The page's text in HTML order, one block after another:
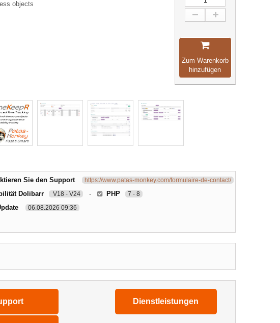
objects
Zum Warenkorb
hinzufügen
Sie den Support https://www.patas-monkey.com/formulaire-de-contact/
Dolibarr V18 - V24 - PHP 7 - 8
06.08.2026 09:36
Dienstleistungen